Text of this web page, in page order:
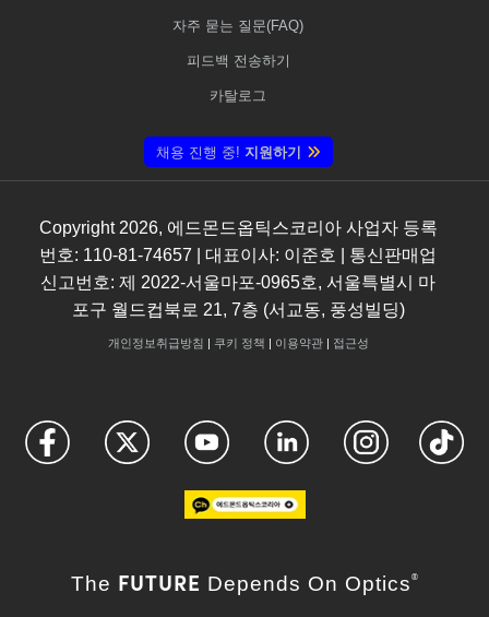
자주 묻는 질문(FAQ)
피드백 전송하기
카탈로그
채용 진행 중! 지원하기
Copyright 2026, 에드몬드옵틱스코리아 사업자 등록
번호: 110-81-74657 | 대표이사: 이준호 | 통신판매업
신고번호: 제 2022-서울마포-0965호, 서울특별시 마
포구 월드컵북로 21, 7층 (서교동, 풍성빌딩)
개인정보취급방침 | 쿠키 정책 | 이용약관| 접근성
The FUTURE Depends On Optics ®